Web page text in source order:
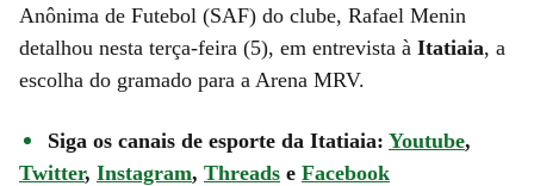
Anônima de Futebol (SAF) do clube, Rafael Menin
detalhou nesta terça-feira (5), em entrevista à Itatiaia, a
escolha do gramado para a Arena MRV.
Siga os canais de esporte da Itatiaia: Youtube,
Twitter, Instagram, Threads e Facebook